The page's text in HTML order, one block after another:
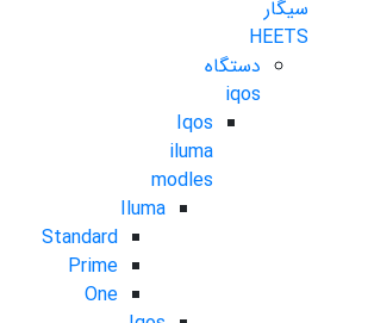
سیگار
HEETS
دستگاه
iqos
Iqos
iluma
modles
Iluma
Standard
Prime
One